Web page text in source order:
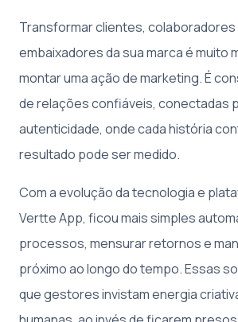
Transformar clientes,
embaixadores da sua marca é muito
montar uma ação de marketing. É
de relações confiáveis, conectadas
autenticidade, onde cada história
resultado pode ser medido.
Com a evolução da tecnologia e
Vertte App, ficou mais simples
processos, mensurar retornos e
próximo ao longo do tempo. Essas
que gestores invistam energia